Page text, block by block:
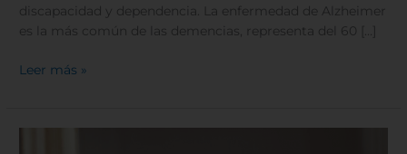
discapacidad y dependencia. La enfermedad de Alzheimer
es la más común de las demencias, representa del 60 […]
Leer más »